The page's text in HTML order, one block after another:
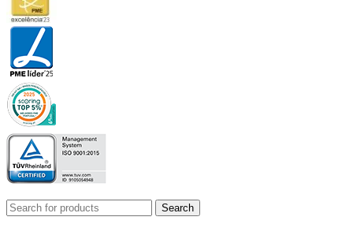
Search